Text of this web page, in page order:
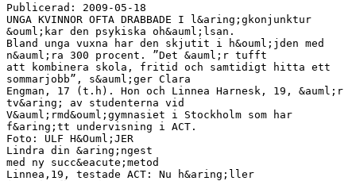
Publicerad: 2009-05-18
UNGA KVINNOR OFTA DRABBADE I l&aring;gkonjunktur
&ouml;kar den psykiska oh&auml;lsan.
Bland unga vuxna har den skjutit i h&ouml;jden med
n&auml;ra 300 procent. ”Det &auml;r tufft
att kombinera skola, fritid och samtidigt hitta ett
sommarjobb”, s&auml;ger Clara
Engman, 17 (t.h). Hon och Linnea Harnesk, 19, &auml;r
tv&aring; av studenterna vid
V&auml;rmd&ouml;gymnasiet i Stockholm som har
f&aring;tt undervisning i ACT.
Foto: ULF H&Ouml;JER
Lindra din &aring;ngest
med ny succ&eacute;metod
Linnea,19, testade ACT: Nu h&aring;ller